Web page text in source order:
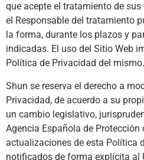
que acepte el tratamiento de
el Responsable del tratamiento
la forma, durante los plazos y
indicadas. El uso del Sitio Web
Política de Privacidad del mismo.
Shun se reserva el derecho a
Privacidad, de acuerdo a su
un cambio legislativo,
Agencia Española de
actualizaciones de esta Política
notificados de forma explícita al